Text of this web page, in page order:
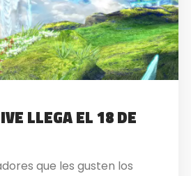
LLEGA EL 18 DE
que les gusten los